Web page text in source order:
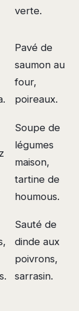
verte.
Pavé de
saumon au
four,
poireaux.
Soupe de
légumes
maison,
tartine de
houmous.
Sauté de
dinde aux
poivrons,
sarrasin.